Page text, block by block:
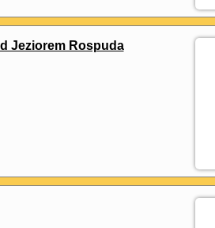
Jeziorem Rospuda